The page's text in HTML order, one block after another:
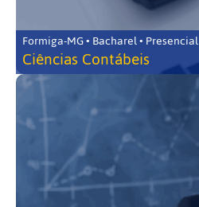
Formiga-MG • Bacharel • Presencial
Ciências Contábeis